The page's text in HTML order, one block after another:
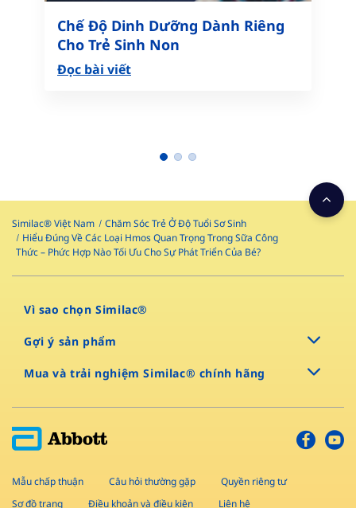
Chế Độ Dinh Dưỡng Dành Riêng
Cho Trẻ Sinh Non
Đọc bài viết
Similac® Việt Nam
Chăm Sóc Trẻ Ở Độ Tuổi Sơ Sinh
Hiểu Đúng Về Các Loại Hmos Quan Trọng Trong Sữa Công
Thức – Phức Hợp Nào Tối Ưu Cho Sự Phát Triển Của Bé?
Vì sao chọn Similac®
Gợi ý sản phẩm
Mua và trải nghiệm Similac® chính hãng
Mẫu chấp thuận Câu hỏi thường gặp
Quyền riêng tư
Sơ đồ trang
Điều khoản và điều kiện Liên hệ